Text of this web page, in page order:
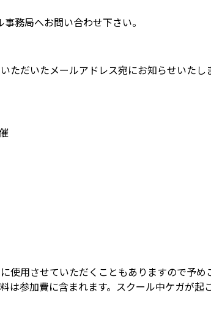
務局へお問い合わせ下さい。
だいたメールアドレス宛にお知らせいたし
使用させていただくこともありますので予め
は参加費に含まれます。スクール中ケガが